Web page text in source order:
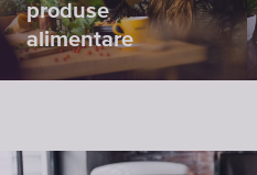
produse
alimentare